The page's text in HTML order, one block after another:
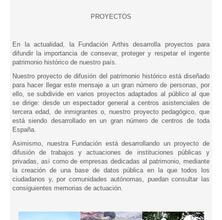
PROYECTOS
En la actualidad, la Fundación Arthis desarrolla proyectos para
difundir la importancia de consevar, proteger y respetar el ingente
patrimonio histórico de nuestro país.
Nuestro proyecto de difusión del patrimonio histórico está diseñado
para hacer llegar este mensaje a un gran número de personas, por
ello, se subdivide en varios proyectos adaptados al público al que
se dirige: desde un espectador general a centros asistenciales de
tercera edad, de inmigrantes o, nuestro proyecto pedagógico, que
está siendo desarrollado en un gran número de centros de toda
España.
Asimismo, nuestra Fundación está desarrollando un proyecto de
difusión de trabajos y actuaciones de instituciones públicas y
privadas, así como de empresas dedicadas al patrimonio, mediante
la creación de una base de datos pública en la que todos los
ciudadanos y, por comunidades autónomas, puedan consultar las
consiguientes memorias de actuación.